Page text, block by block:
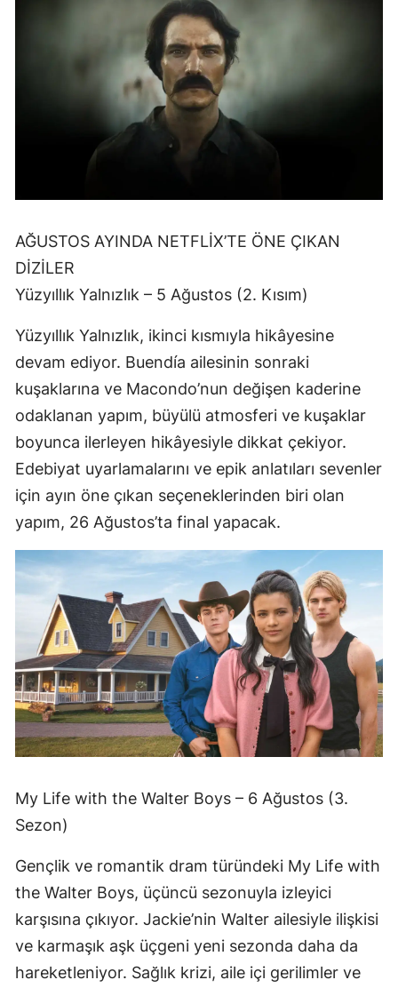
AĞUSTOS AYINDA NETFLİX’TE ÖNE ÇIKAN
DİZİLER
Yüzyıllık Yalnızlık – 5 Ağustos (2. Kısım)
Yüzyıllık Yalnızlık, ikinci kısmıyla hikâyesine
devam ediyor. Buendía ailesinin sonraki
kuşaklarına ve Macondo’nun değişen kaderine
odaklanan yapım, büyülü atmosferi ve kuşaklar
boyunca ilerleyen hikâyesiyle dikkat çekiyor.
Edebiyat uyarlamalarını ve epik anlatıları sevenler
için ayın öne çıkan seçeneklerinden biri olan
yapım, 26 Ağustos’ta final yapacak.
My Life with the Walter Boys – 6 Ağustos (3.
Sezon)
Gençlik ve romantik dram türündeki My Life with
the Walter Boys, üçüncü sezonuyla izleyici
karşısına çıkıyor. Jackie’nin Walter ailesiyle ilişkisi
ve karmaşık aşk üçgeni yeni sezonda daha da
hareketleniyor. Sağlık krizi, aile içi gerilimler ve